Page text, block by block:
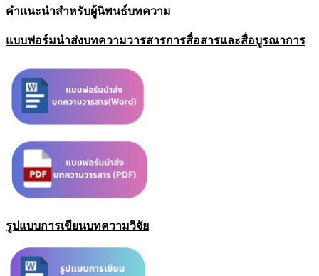
คำแนะนำสำหรับผู้นิพนธ์บทความ
แบบฟอร์มนำส่งบทความวารสารการสื่อสารและสื่อบูรณาการ
รูปแบบการเขียนบทความวิจัย